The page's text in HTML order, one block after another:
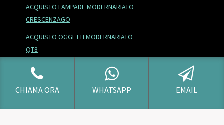
ACQUISTO LAMPADE MODERNARIATO
CRESCENZAGO
ACQUISTO OGGETTI MODERNARIATO
QT8
ACQUISTO MOBILI DESIGN GHISOLFA
CHIAMA ORA WHATSAPP EMAIL